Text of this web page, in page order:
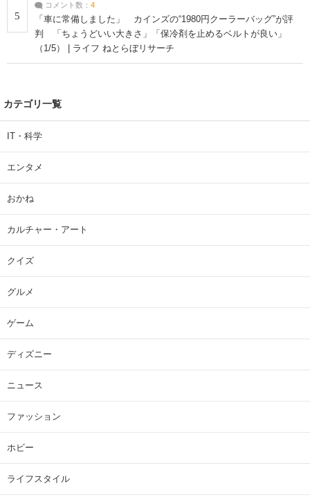
5
コメント数： 4
「車に常備しました」 カインズの“1980円クーラーバッグ”が評
判 「ちょうどいい大きさ」「保冷剤を止めるベルトが良い」
（1/5） | ライフ ねとらぼリサーチ
カテゴリ一覧
IT・科学
エンタメ
おかね
カルチャー・アート
クイズ
グルメ
ゲーム
ディズニー
ニュース
ファッション
ホビー
ライフスタイル